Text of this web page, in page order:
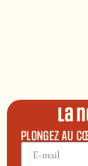
La
PLONGEZ AU